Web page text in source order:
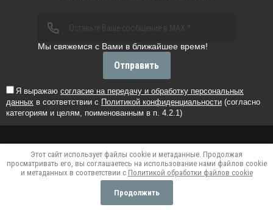
Мы свяжемся с Вами в ближайшее время!
Я выражаю согласие на передачу и обработку персональных
данных в соответствии с Политикой конфиденциальности (согласно
категориям и целям, поименованным в п. 4.2.1)
Отправить
Verification: 32b43869f5c4208cVerification:
32b43869f5c4208c
Создать сайтв Мегагрупп.ру
Этот сайт использует файлы cookie и метаданные. Продолжая
просматривать его, вы соглашаетесь на использование нами файлов cookie
и метаданных в соответствии с Политикой обработки файлов cookie
Продолжить